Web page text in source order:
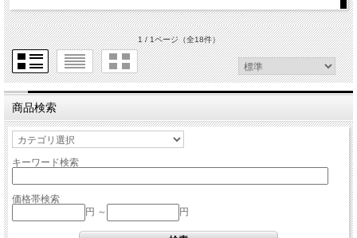
1 / 1ページ（全18件）
商品検索
キーワード検索
価格帯検索
円 ～
円